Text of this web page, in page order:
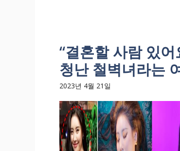
“결혼할 사람 있
청난 철벽녀라는
2023년 4월 21일